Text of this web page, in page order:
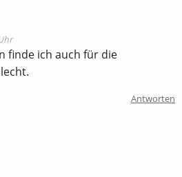
finde ich auch für die
Antworten